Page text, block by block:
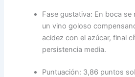
Fase gustativa: En boca se
un vino goloso
acidez con el azúcar, final
persistencia media.
Puntuación: 3,86 puntos